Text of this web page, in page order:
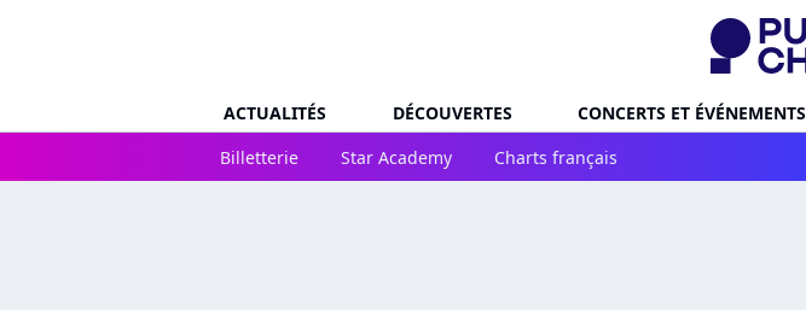
ACTUALITÉS DÉCOUVERTES CONCERTS ET ÉVÉNEMENTS
Billetterie
Star Academy Charts français